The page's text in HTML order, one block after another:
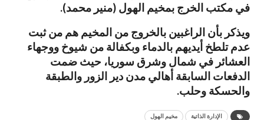
في مكتب الخرج بمخيم الهول (منير محمد).
ويذكر بأن الراغبين بالخروج من المخيم هم من ثبت
عدم تلطخ أيديهم بالدماء وبكفالة من شيوخ ووجهاء
العشائر في شمال وشرق سوريا، حيث ضمت
الدفعات السابقة أهالي مدن دير الزور والطبقة
والحسكة وحلب.
الإدارة الذاتية مخيم الهول